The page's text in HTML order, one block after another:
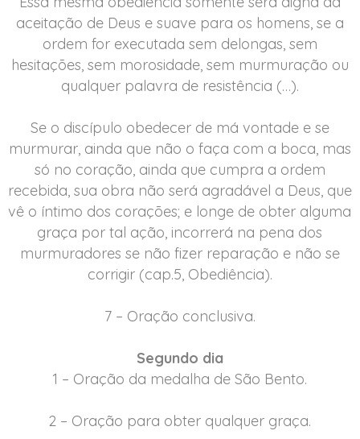
aceitação de Deus e suave para os homens, se a
ordem for executada sem delongas, sem
hesitações, sem morosidade, sem murmuração ou
qualquer palavra de resistência (…).
Se o discípulo obedecer de má vontade e se
murmurar, ainda que não o faça com a boca, mas
só no coração, ainda que cumpra a ordem
recebida, sua obra não será agradável a Deus, que
vê o íntimo dos corações; e longe de obter alguma
graça por tal ação, incorrerá na pena dos
murmuradores se não fizer reparação e não se
corrigir (cap.5, Obediência).
7 – Oração conclusiva.
Segundo dia
1 – Oração da medalha de São Bento.
2 – Oração para obter qualquer graça.